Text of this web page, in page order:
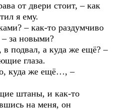
от двери стоит, – как
я ему.
– как-то раздумчиво
за новыми?
подвал, а куда же ещё? –
глаза.
куда же ещё…, –
штаны, и как-то
на меня, он